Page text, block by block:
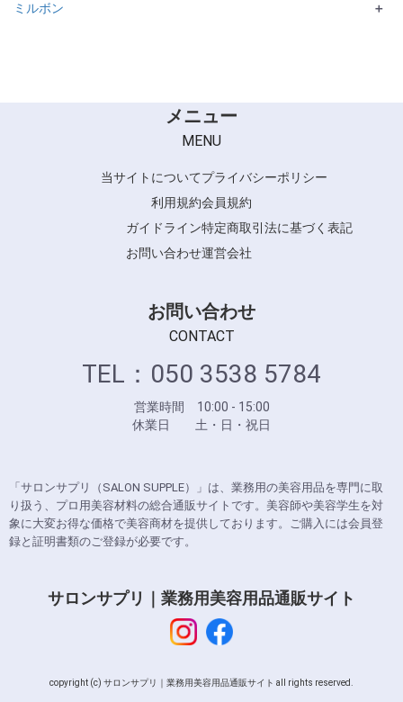
NBAA
ミルボン
＋
メニュー
MENU
当サイトについてプライバシーポリシー
利用規約会員規約
ガイドライン特定商取引法に基づく表記
お問い合わせ運営会社
お問い合わせ
CONTACT
TEL：050 3538 5784
営業時間 10:00 - 15:00
休業日 土・日・祝日
「サロンサプリ（SALON SUPPLE）」は、業務用の美容用品を専門に取
り扱う、プロ用美容材料の総合通販サイトです。美容師や美容学生を対
象に大変お得な価格で美容商材を提供しております。ご購入には会員登
録と証明書類のご登録が必要です。
サロンサプリ｜業務用美容用品通販サイト
copyright (c) サロンサプリ｜業務用美容用品通販サイト all rights reserved.